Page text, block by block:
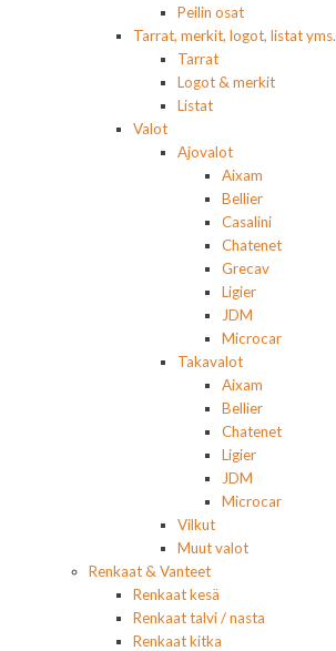
Peilin osat
Tarrat, merkit, logot, listat yms.
Tarrat
Logot & merkit
Listat
Valot
Ajovalot
Aixam
Bellier
Casalini
Chatenet
Grecav
Ligier
JDM
Microcar
Takavalot
Aixam
Bellier
Chatenet
Ligier
JDM
Microcar
Vilkut
Muut valot
Renkaat & Vanteet
Renkaat kesä
Renkaat talvi / nasta
Renkaat kitka